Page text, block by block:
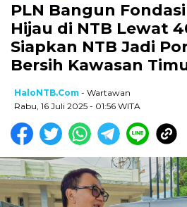
PLN Bangun
Hijau di NTB Lewat
Siapkan NTB Jadi
Bersih Kawasan
HaloNTB.com - Wartawan
Rabu, 16 Juli 2025 - 01:56 WITA